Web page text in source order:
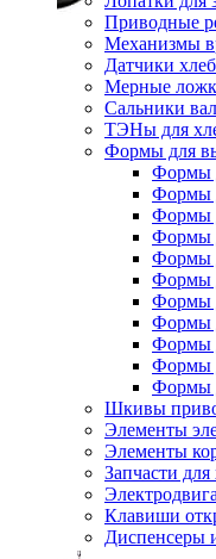
Приводные
Механизмы
Датчики
Мерные
Сальники
ТЭНы для
Формы для
Формы
Формы
Формы
Формы
Формы
Формы
Формы
Формы
Формы
Формы
Формы
Шкивы
Элементы
Элементы
Запчасти
Клавиши
Диспенсеры